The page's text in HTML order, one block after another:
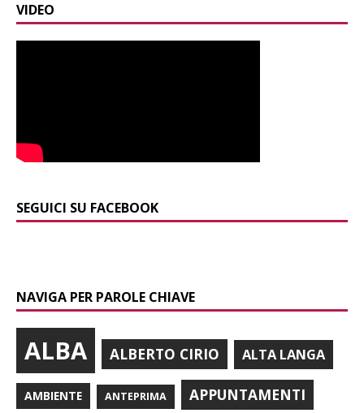
VIDEO
SEGUICI SU FACEBOOK
NAVIGA PER PAROLE CHIAVE
ALBA ALBERTO CIRIO ALTA LANGA
AMBIENTE ANTEPRIMA APPUNTAMENTI